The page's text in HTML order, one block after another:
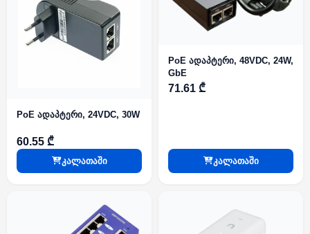
PoE ადაპტერი, 24VDC, 30W
60.55 ₾
კალათაში
PoE ადაპტერი, 48VDC, 24W,
GbE
71.61 ₾
კალათაში